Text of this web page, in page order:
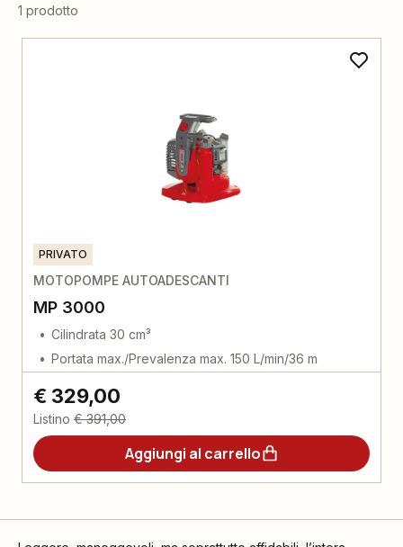
1 prodotto
PRIVATO
MOTOPOMPE AUTOADESCANTI
MP 3000
Cilindrata 30 cm³
Portata max./Prevalenza max. 150 L/min/36 m
€ 329,00
Listino € 391,00
Aggiungi al carrello